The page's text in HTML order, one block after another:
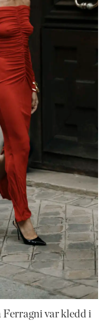
Ferragni var kledd i